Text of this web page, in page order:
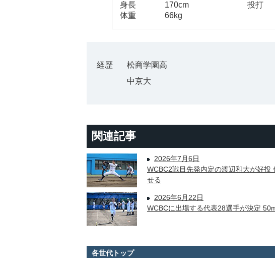
身長
170cm 投打
体重
66kg
経歴
松商学園高
中京大
関連記事
2026年7月6日
WCBC2戦目先発内定の渡辺和大が好
せる
2026年6月22日
WCBCに出場する代表28選手が決定
各世代トップ